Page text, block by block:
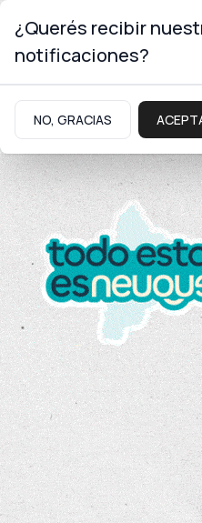
Gobierno
Derechos Humanos
Economía
herramientas
finanzas
La iniciativa del
a especialistas y
puntos de la
capacitación se
canal oficial de
gratuito.
jueves 02 de julio de 2026
Por Secretaría de
¿Querés recibir
notificaciones?
NO, GRACIAS